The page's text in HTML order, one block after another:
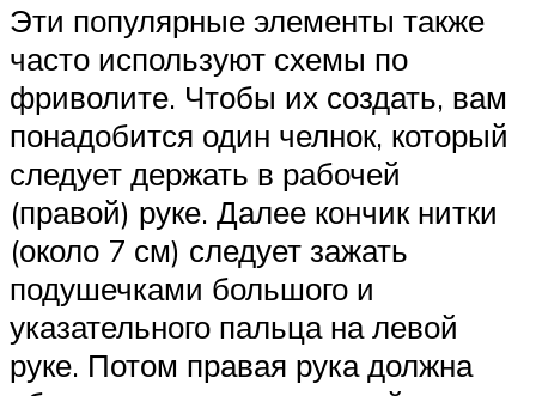
Эти популярные элементы также
часто используют схемы по
фриволите. Чтобы их создать, вам
понадобится один челнок, который
следует держать в рабочей
(правой) руке. Далее кончик нитки
(около 7 см) следует зажать
подушечками большого и
указательного пальца на левой
руке. Потом правая рука должна